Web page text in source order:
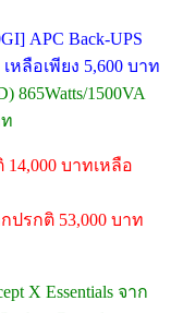
APC Back-UPS
หลือเพียง 5,600 บาท
865Watts/1500VA
บาทเหลือ
ปรกติ 53,000 บาท
X Essentials จาก